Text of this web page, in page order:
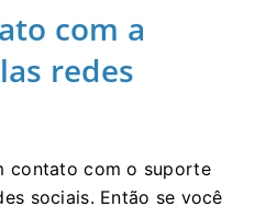
com a
redes
contato com o suporte
sociais. Então se você